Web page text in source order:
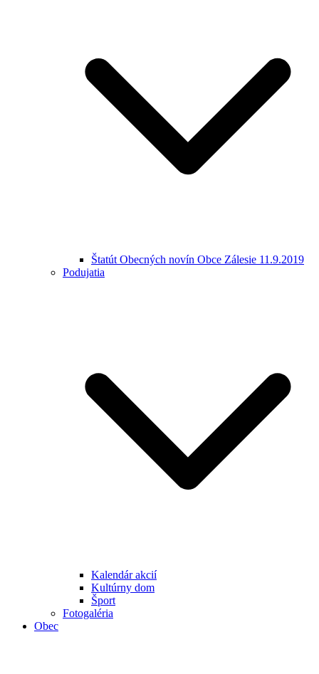
Štatút Obecných novín Obce Zálesie 11.9.2019
Podujatia
Kalendár akcií
Kultúrny dom
Šport
Fotogaléria
Obec